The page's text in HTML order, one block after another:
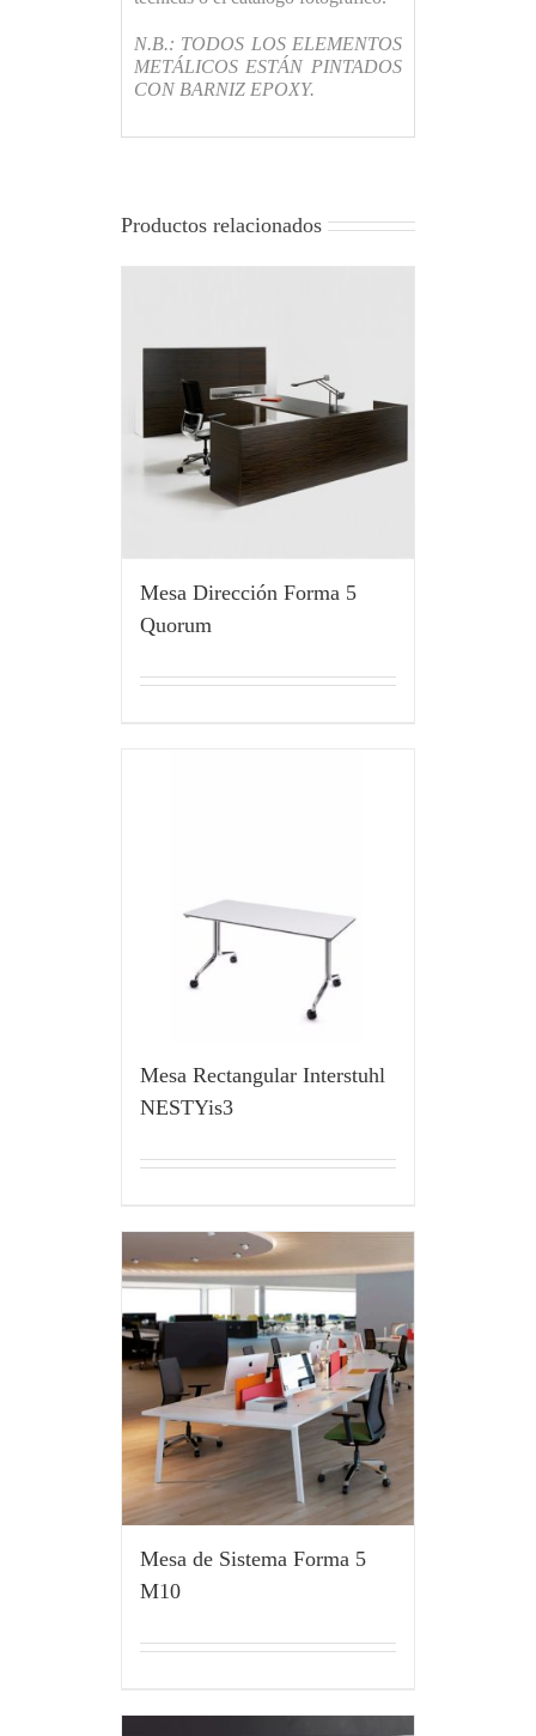
N.B.: TODOS LOS ELEMENTOS
METÁLICOS ESTÁN PINTADOS
CON BARNIZ EPOXY.
Productos relacionados
Mesa Dirección Forma 5
Quorum
Mesa Rectangular Interstuhl
NESTYis3
Mesa de Sistema Forma 5
M10